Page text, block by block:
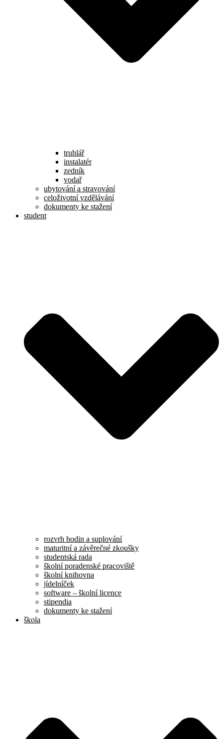
truhlář
instalatér
zedník
vodař
ubytování a stravování
celoživotní vzdělávání
dokumenty ke stažení
student
rozvrh hodin a suplování
maturitní a závěrečné zkoušky
studentská rada
školní poradenské pracoviště
školní knihovna
jídelníček
software – školní licence
stipendia
dokumenty ke stažení
škola